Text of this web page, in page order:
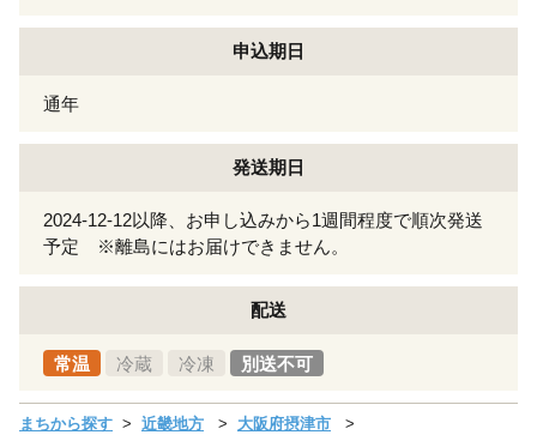
申込期日
通年
発送期日
2024-12-12以降、お申し込みから1週間程度で順次発送
予定 ※離島にはお届けできません。
配送
常温 冷蔵 冷凍 別送不可
まちから探す 近畿地方
大阪府摂津市